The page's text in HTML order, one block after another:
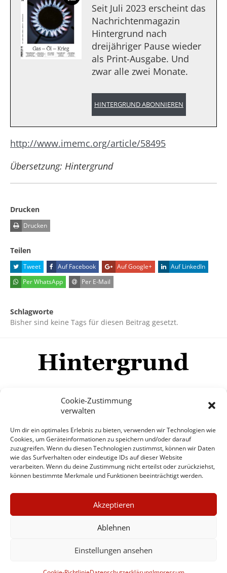
Cookie-Zustimmung
verwalten
Um dir ein optimales Erlebnis zu bieten, verwenden wir Technologien wie
Cookies, um Geräteinformationen zu speichern und/oder darauf
zuzugreifen. Wenn du diesen Technologien zustimmst, können wir Daten
wie das Surfverhalten oder eindeutige IDs auf dieser Website
verarbeiten. Wenn du deine Zustimmung nicht erteilst oder zurückziehst,
können bestimmte Merkmale und Funktionen beeinträchtigt werden.
Akzeptieren
Ablehnen
Einstellungen ansehen
Seit Juli 2023 erscheint das
Nachrichtenmagazin
Hintergrund nach
dreijähriger Pause wieder
als Print-Ausgabe. Und
zwar alle zwei Monate.
HINTERGRUND ABONNIEREN
http://www.imemc.org/article/58495
Übersetzung: Hintergrund
Drucken
Drucken
Teilen
Tweet Auf Facebook Auf Google+
Auf LinkedIn
Per WhatsApp
Per E-Mail
Schlagworte
Bisher sind keine Tags für diesen Beitrag gesetzt.
Mehr
© Copyright Hintergrund.de, 2015 - 2026
Zum Newsletter jetzt kostenlos
anmelden
erscheint ca. alle 4 Wochen
×